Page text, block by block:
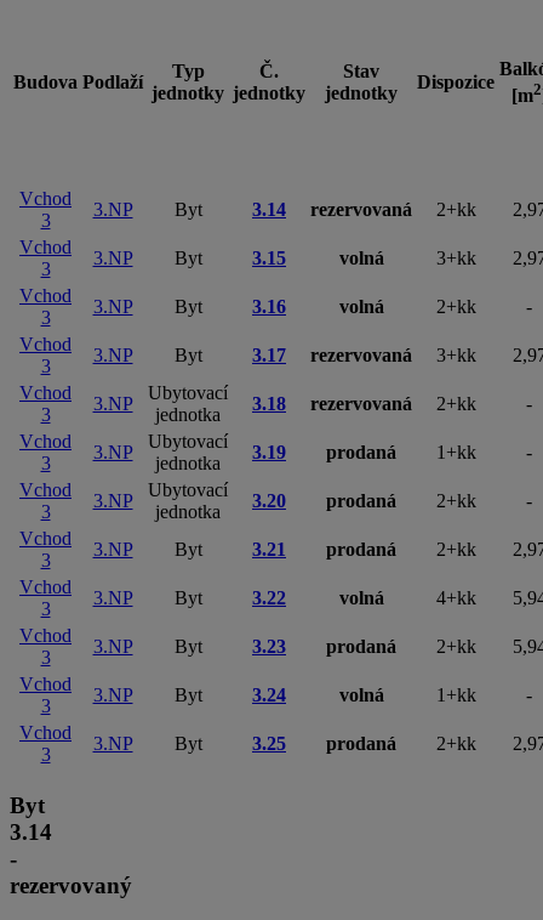
Budova Podlaží
Typ
jednotky
Č.
jednotky
Stav
jednotky
Dispozice
[m2
Vchod
3
3.NP Byt 3.14 rezervovaná 2+kk
Vchod
3
3.NP Byt 3.15 volná 3+kk
Vchod
3
3.NP Byt 3.16 volná 2+kk
-
Vchod
3
3.NP Byt 3.17 rezervovaná 3+kk
Vchod
3
3.NP
Ubytovací
jednotka
3.18 rezervovaná 2+kk
-
Vchod
3
3.NP
Ubytovací
jednotka
3.19 prodaná 1+kk
-
Vchod
3
3.NP
Ubytovací
jednotka
3.20 prodaná 2+kk
-
Vchod
3
3.NP Byt 3.21 prodaná 2+kk
Vchod
3
3.NP Byt 3.22 volná 4+kk
Vchod
3
3.NP Byt 3.23 prodaná 2+kk
Vchod
3
3.NP Byt 3.24 volná 1+kk
-
Vchod
3
3.NP Byt 3.25 prodaná 2+kk
Byt
3.14
-
rezervovaný